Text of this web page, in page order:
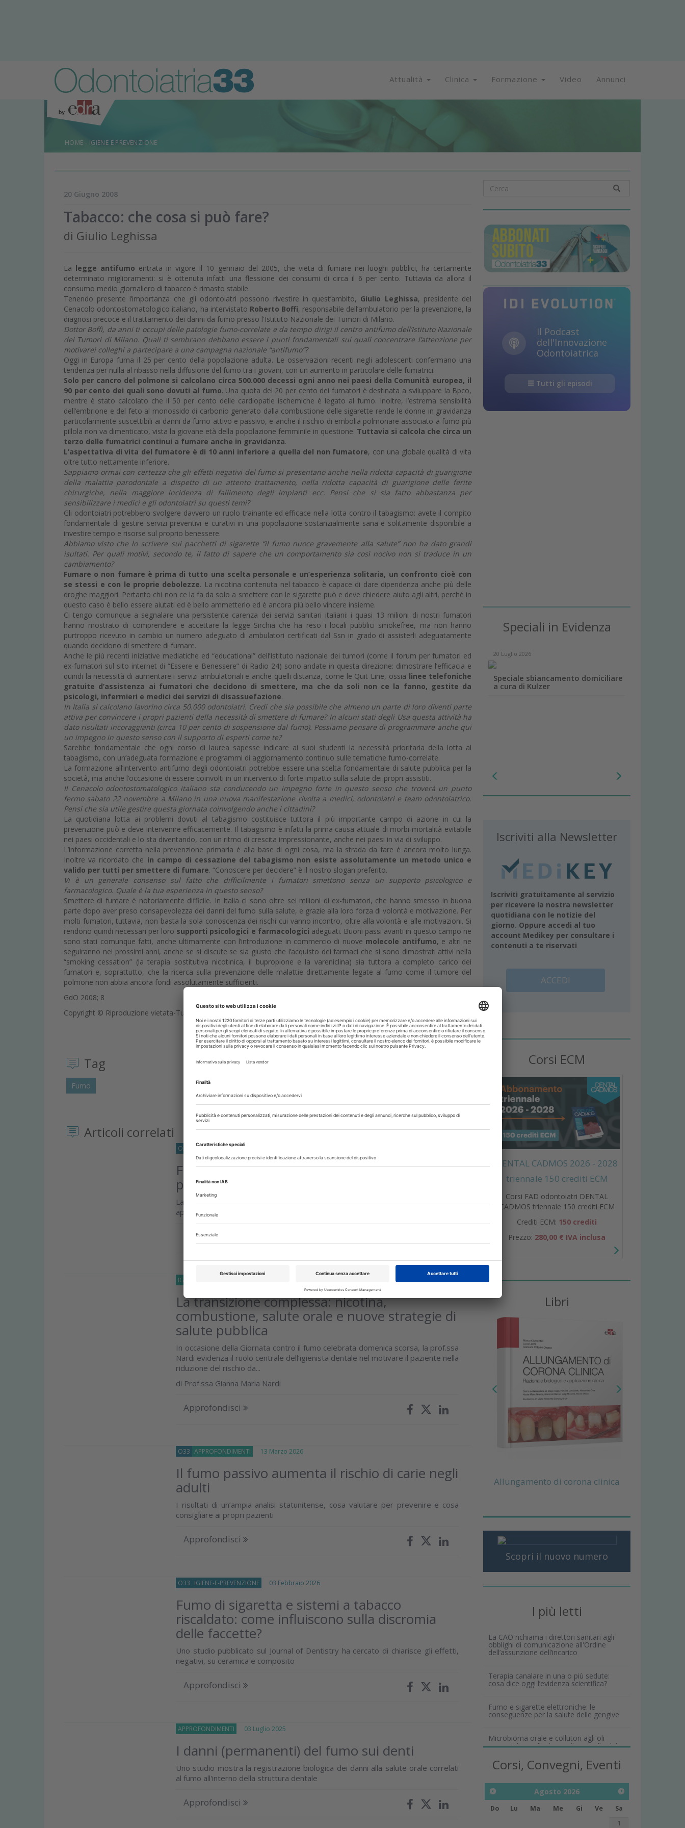
Attualità Clinica Formazione Video Annunci
HOME - IGIENE E PREVENZIONE
20 Giugno 2008
Tabacco: che cosa si può fare?
di Giulio Leghissa
La legge antifumo entrata in vigore il 10 gennaio del 2005, che vieta di fumare nei luoghi pubblici, ha certamente
determinato miglioramenti: si è ottenuta infatti una flessione dei consumi di circa il 6 per cento. Tuttavia da allora il
consumo medio giornaliero di tabacco è rimasto stabile.
Tenendo presente l’importanza che gli odontoiatri possono rivestire in quest’ambito, Giulio Leghissa, presidente del
Cenacolo odontostomatologico italiano, ha intervistato Roberto Boffi, responsabile dell’ambulatorio per la prevenzione, la
diagnosi precoce e il trattamento dei danni da fumo presso l'Istituto Nazionale dei Tumori di Milano.
Dottor Boffi, da anni ti occupi delle patologie fumo-correlate e da tempo dirigi il centro antifumo dell’Istituto Nazionale
dei Tumori di Milano. Quali ti sembrano debbano essere i punti fondamentali sui quali concentrare l’attenzione per
motivarei colleghi a partecipare a una campagna nazionale “antifumo”?
Oggi in Europa fuma il 25 per cento della popolazione adulta. Le osservazioni recenti negli adolescenti confermano una
tendenza per nulla al ribasso nella diffusione del fumo tra i giovani, con un aumento in particolare delle fumatrici.
Solo per cancro del polmone si calcolano circa 500.000 decessi ogni anno nei paesi della Comunità europea, il
90 per cento dei quali sono dovuti al fumo. Una quota del 20 per cento dei fumatori è destinata a sviluppare la Bpco,
mentre è stato calcolato che il 50 per cento delle cardiopatie ischemiche è legato al fumo. Inoltre, l’estrema sensibilità
dell’embrione e del feto al monossido di carbonio generato dalla combustione delle sigarette rende le donne in gravidanza
particolarmente suscettibili ai danni da fumo attivo e passivo, e anche il rischio di embolia polmonare associato a fumo più
pillola non va dimenticato, vista la giovane età della popolazione femminile in questione. Tuttavia si calcola che circa un
terzo delle fumatrici continui a fumare anche in gravidanza.
L’aspettativa di vita del fumatore è di 10 anni inferiore a quella del non fumatore, con una globale qualità di vita
oltre tutto nettamente inferiore.
Sappiamo ormai con certezza che gli effetti negativi del fumo si presentano anche nella ridotta capacità di guarigione
della malattia parodontale a dispetto di un attento trattamento, nella ridotta capacità di guarigione delle ferite
chirurgiche, nella maggiore incidenza di fallimento degli impianti ecc. Pensi che si sia fatto abbastanza per
sensibilizzare i medici e gli odontoiatri su questi temi?
Gli odontoiatri potrebbero svolgere davvero un ruolo trainante ed efficace nella lotta contro il tabagismo: avete il compito
fondamentale di gestire servizi preventivi e curativi in una popolazione sostanzialmente sana e solitamente disponibile a
investire tempo e risorse sul proprio benessere.
Abbiamo visto che lo scrivere sui pacchetti di sigarette “il fumo nuoce gravemente alla salute” non ha dato grandi
isultati. Per quali motivi, secondo te, il fatto di sapere che un comportamento sia così nocivo non si traduce in un
cambiamento?
Fumare o non fumare è prima di tutto una scelta personale e un’esperienza solitaria, un confronto cioè con
se stessi e con le proprie debolezze. La nicotina contenuta nel tabacco è capace di dare dipendenza anche più delle
droghe maggiori. Pertanto chi non ce la fa da solo a smettere con le sigarette può e deve chiedere aiuto agli altri, perché in
questo caso è bello essere aiutati ed è bello ammetterlo ed è ancora più bello vincere insieme.
Ci tengo comunque a segnalare una persistente carenza dei servizi sanitari italiani: i quasi 13 milioni di nostri fumatori
hanno mostrato di comprendere e accettare la legge Sirchia che ha reso i locali pubblici smokefree, ma non hanno
purtroppo ricevuto in cambio un numero adeguato di ambulatori certificati dal Ssn in grado di assisterli adeguatamente
quando decidono di smettere di fumare.
Anche le più recenti iniziative mediatiche ed “educational” dell’Istituto nazionale dei tumori (come il forum per fumatori ed
ex-fumatori sul sito internet di “Essere e Benessere” di Radio 24) sono andate in questa direzione: dimostrare l’efficacia e
quindi la necessità di aumentare i servizi ambulatoriali e anche quelli distanza, come le Quit Line, ossia linee telefoniche
gratuite d’assistenza ai fumatori che decidono di smettere, ma che da soli non ce la fanno, gestite da
psicologi, infermieri e medici dei servizi di disassuefazione.
In Italia si calcolano lavorino circa 50.000 odontoiatri. Credi che sia possibile che almeno un parte di loro diventi parte
attiva per convincere i propri pazienti della necessità di smettere di fumare? In alcuni stati degli Usa questa attività ha
dato risultati incoraggianti (circa 10 per cento di sospensione dal fumo). Possiamo pensare di programmare anche qui
un impegno in questo senso con il supporto di esperti come te?
Sarebbe fondamentale che ogni corso di laurea sapesse indicare ai suoi studenti la necessità prioritaria della lotta al
tabagismo, con un’adeguata formazione e programmi di aggiornamento continuo sulle tematiche fumo-correlate.
La formazione all’intervento antifumo degli odontoiatri potrebbe essere una scelta fondamentale di salute pubblica per la
società, ma anche l’occasione di essere coinvolti in un intervento di forte impatto sulla salute dei propri assistiti.
Il Cenacolo odontostomatologico italiano sta conducendo un impegno forte in questo senso che troverà un punto
fermo sabato 22 novembre a Milano in una nuova manifestazione rivolta a medici, odontoiatri e team odontoiatrico.
Pensi che sia utile gestire questa giornata coinvolgendo anche i cittadini?
La quotidiana lotta ai problemi dovuti al tabagismo costituisce tuttora il più importante campo di azione in cui la
prevenzione può e deve intervenire efficacemente. Il tabagismo è infatti la prima causa attuale di morbi-mortalità evitabile
nei paesi occidentali e lo sta diventando, con un ritmo di crescita impressionante, anche nei paesi in via di sviluppo.
L’informazione corretta nella prevenzione primaria è alla base di ogni cosa, ma la strada da fare è ancora molto lunga.
Inoltre va ricordato che in campo di cessazione del tabagismo non esiste assolutamente un metodo unico e
valido per tutti per smettere di fumare. “Conoscere per decidere” è il nostro slogan preferito.
Vi è un generale consenso sul fatto che difficilmente i fumatori smettono senza un supporto psicologico e
farmacologico. Quale è la tua esperienza in questo senso?
Smettere di fumare è notoriamente difficile. In Italia ci sono oltre sei milioni di ex-fumatori, che hanno smesso in buona
parte dopo aver preso consapevolezza dei danni del fumo sulla salute, e grazie alla loro forza di volontà e motivazione. Per
molti fumatori, tuttavia, non basta la sola conoscenza dei rischi cui vanno incontro, oltre alla volontà e alle motivazioni. Si
rendono quindi necessari per loro supporti psicologici e farmacologici adeguati. Buoni passi avanti in questo campo ne
sono stati comunque fatti, anche ultimamente con l’introduzione in commercio di nuove molecole antifumo, e altri ne
seguiranno nei prossimi anni, anche se si discute se sia giusto che l’acquisto dei farmaci che si sono dimostrati attivi nella
“smoking cessation” (la terapia sostitutiva nicotinica, il bupropione e la vareniclina) sia tuttora a completo carico dei
fumatori e, soprattutto, che la ricerca sulla prevenzione delle malattie direttamente legate al fumo come il tumore del
polmone non abbia ancora fondi assolutamente sufficienti.
GdO 2008; 8
Copyright © Riproduzione vietata-Tutti i diritti riservati
Tag
Fumo
Articoli correlati
O33 APPROFONDIMENTI
Fumo e sigarette elettroniche: le conseguenze
per la salute delle gengive
La parodontite resta strettamente legata al tabacco, se ne parla in un
approfondimento dell’ European Federation of Periodontology
Approfondisci
IGIENISTI-DENTALI
La transizione complessa: nicotina,
combustione, salute orale e nuove strategie di
salute pubblica
In occasione della Giornata contro il fumo celebrata domenica scorsa, la prof.ssa
Nardi evidenza il ruolo centrale dell’igienista dentale nel motivare il paziente nella
riduzione del rischio da...
di Prof.ssa Gianna Maria Nardi
Approfondisci
O33 APPROFONDIMENTI 13 Marzo 2026
Il fumo passivo aumenta il rischio di carie negli
adulti
I risultati di un’ampia analisi statunitense, cosa valutare per prevenire e cosa
consigliare ai propri pazienti
Approfondisci
O33 IGIENE-E-PREVENZIONE 03 Febbraio 2026
Fumo di sigaretta e sistemi a tabacco
riscaldato: come influiscono sulla discromia
delle faccette?
Uno studio pubblicato sul Journal of Dentistry ha cercato di chiarisce gli effetti,
negativi, su ceramica e composito
Approfondisci
APPROFONDIMENTI 03 Luglio 2025
I danni (permanenti) del fumo sui denti
Uno studio mostra la registrazione biologica dei danni alla salute orale correlati
al fumo all'interno della struttura dentale
Approfondisci
Il Podcast
dell'Innovazione
Odontoiatrica
Tutti gli episodi
Speciali in Evidenza
20 Luglio 2026
Speciale sbiancamento domiciliare
a cura di Kulzer
Iscriviti alla Newsletter
Iscriviti gratuitamente al servizio
per ricevere la nostra newsletter
quotidiana con le notizie del
giorno. Oppure accedi al tuo
account Medikey per consultare i
contenuti a te riservati
ACCEDI
Corsi ECM
DENTAL CADMOS 2026 - 2028
triennale 150 crediti ECM
Corsi FAD odontoiatri DENTAL
CADMOS triennale 150 crediti ECM
Crediti ECM: 150 crediti
Prezzo: 280,00 € IVA inclusa
Libri
Allungamento di corona clinica
Scopri il nuovo numero
I più letti
La CAO richiama i direttori sanitari agli
obblighi di comunicazione all'Ordine
dell’assunzione dell’incarico
Terapia canalare in una o più sedute:
cosa dice oggi l’evidenza scientifica?
Fumo e sigarette elettroniche: le
conseguenze per la salute delle gengive
Microbioma orale e collutori agli oli
essenziali: un alleato per il controllo del
Corsi, Convegni, Eventi
Agosto 2026
Do Lu Ma Me Gi Ve
Sa
1